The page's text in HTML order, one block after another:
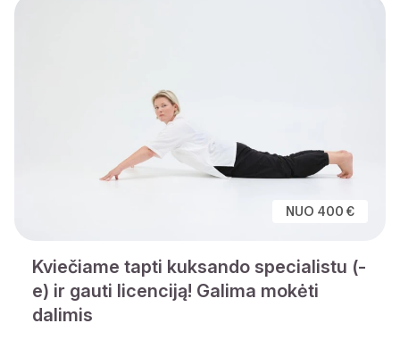
NUO 400 €
Kviečiame tapti kuksando specialistu (-
e) ir gauti licenciją! Galima mokėti
dalimis